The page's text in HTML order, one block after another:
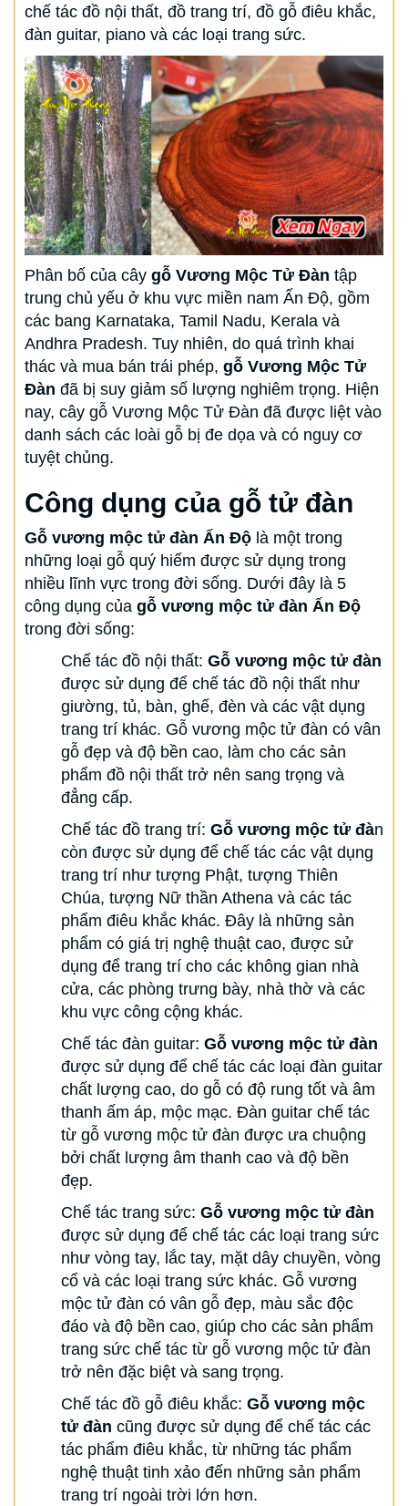
chế tác đồ nội thất, đồ trang trí, đồ gỗ điêu khắc,
đàn guitar, piano và các loại trang sức.
Phân bố của cây gỗ Vương Mộc Tử Đàn tập
trung chủ yếu ở khu vực miền nam Ấn Độ, gồm
các bang Karnataka, Tamil Nadu, Kerala và
Andhra Pradesh. Tuy nhiên, do quá trình khai
thác và mua bán trái phép, gỗ Vương Mộc Tử
Đàn đã bị suy giảm số lượng nghiêm trọng. Hiện
nay, cây gỗ Vương Mộc Tử Đàn đã được liệt vào
danh sách các loài gỗ bị đe dọa và có nguy cơ
tuyệt chủng.
Công dụng của gỗ tử đàn
Gỗ vương mộc tử đàn Ấn Độ là một trong
những loại gỗ quý hiếm được sử dụng trong
nhiều lĩnh vực trong đời sống. Dưới đây là 5
công dụng của gỗ vương mộc tử đàn Ấn Độ
trong đời sống:
Chế tác đồ nội thất: Gỗ vương mộc tử đàn
được sử dụng để chế tác đồ nội thất như
giường, tủ, bàn, ghế, đèn và các vật dụng
trang trí khác. Gỗ vương mộc tử đàn có vân
gỗ đẹp và độ bền cao, làm cho các sản
phẩm đồ nội thất trở nên sang trọng và
đẳng cấp.
Chế tác đồ trang trí: Gỗ vương mộc tử đàn
còn được sử dụng để chế tác các vật dụng
trang trí như tượng Phật, tượng Thiên
Chúa, tượng Nữ thần Athena và các tác
phẩm điêu khắc khác. Đây là những sản
phẩm có giá trị nghệ thuật cao, được sử
dụng để trang trí cho các không gian nhà
cửa, các phòng trưng bày, nhà thờ và các
khu vực công cộng khác.
Chế tác đàn guitar: Gỗ vương mộc tử đàn
được sử dụng để chế tác các loại đàn guitar
chất lượng cao, do gỗ có độ rung tốt và âm
thanh ấm áp, mộc mạc. Đàn guitar chế tác
từ gỗ vương mộc tử đàn được ưa chuộng
bởi chất lượng âm thanh cao và độ bền
đẹp.
Chế tác trang sức: Gỗ vương mộc tử đàn
được sử dụng để chế tác các loại trang sức
như vòng tay, lắc tay, mặt dây chuyền, vòng
cổ và các loại trang sức khác. Gỗ vương
mộc tử đàn có vân gỗ đẹp, màu sắc độc
đáo và độ bền cao, giúp cho các sản phẩm
trang sức chế tác từ gỗ vương mộc tử đàn
trở nên đặc biệt và sang trọng.
Chế tác đồ gỗ điêu khắc: Gỗ vương mộc
tử đàn cũng được sử dụng để chế tác các
tác phẩm điêu khắc, từ những tác phẩm
nghệ thuật tinh xảo đến những sản phẩm
trang trí ngoài trời lớn hơn.